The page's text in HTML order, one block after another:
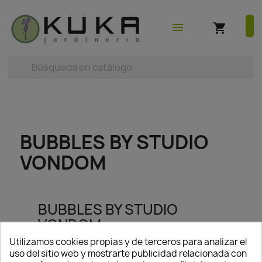
 (0)

menu
shopping_cart
BUBBLES BY STUDIO
VONDOM
BUBBLES BY STUDIO
VONDOM
Utilizamos cookies propias y de terceros para analizar el
uso del sitio web y mostrarte publicidad relacionada con